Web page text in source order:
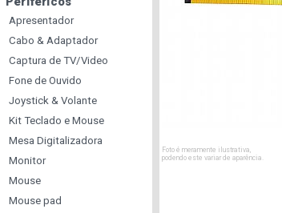
Apresentador
Cabo & Adaptador
Captura de TV/Video
Fone de Ouvido
Joystick & Volante
Kit Teclado e Mouse
Mesa Digitalizadora
Monitor
Mouse
Mouse pad
Foto é meramente ilustrativa,
podendo este variar de aparência.